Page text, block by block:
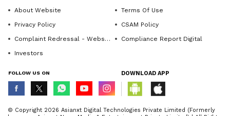
About Website
Terms Of Use
Privacy Policy
CSAM Policy
Complaint Redressal - Website
Compliance Report Digital
Investors
FOLLOW US ON DOWNLOAD APP
© Copyright 2026 Asianxt Digital Technologies Private Limited (Formerly